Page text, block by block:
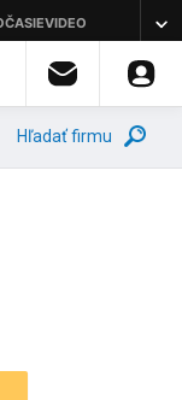
Hľadať firmu